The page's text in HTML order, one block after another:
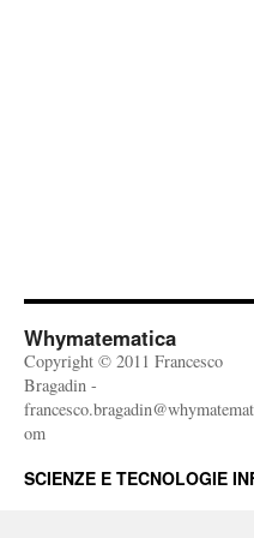
Whymatematica
Copyright © 2011 Francesco
Bragadin -
om
SCIENZE E TECNOLOGIE